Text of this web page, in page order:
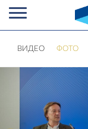
ВИДЕО ФОТО